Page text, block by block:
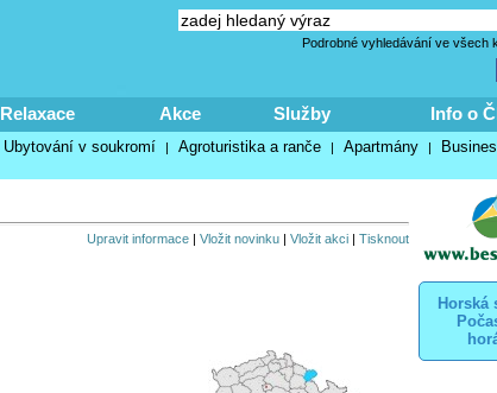
Podrobné vyhledávání ve všech
Relaxace Akce Služby Info o
Ubytování v soukromí | Agroturistika a ranče | Apartmány |
Upravit informace| Vložit novinku| Vložit akci| Tisknout
Horská